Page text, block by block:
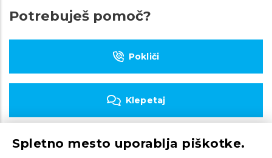
Potrebuješ pomoč?
Pokliči
Klepetaj
Piši e-pošto
Spletno mesto uporablja piškotke.